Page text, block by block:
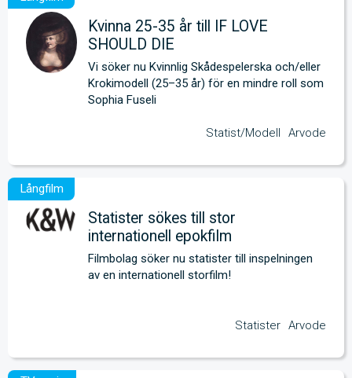
Kvinna 25-35 år till IF LOVE
SHOULD DIE
Vi söker nu Kvinnlig Skådespelerska och/eller
Krokimodell (25–35 år) för en mindre roll som
Sophia Fuseli
Statist/Modell Arvode
Statister sökes till stor
internationell epokfilm
Filmbolag söker nu statister till inspelningen
av en internationell storfilm!
Statister Arvode